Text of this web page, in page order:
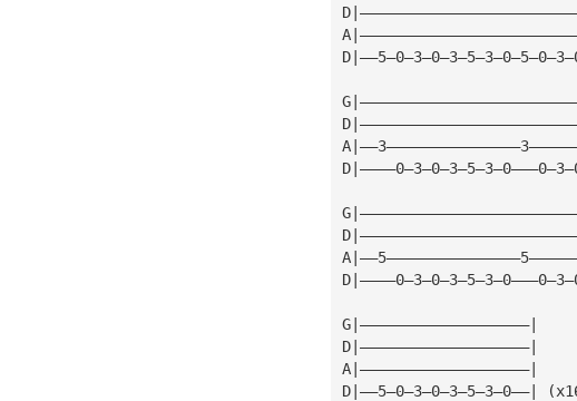
G|———————————————————|
D|———————————————————|
A|———————————————————|
D|——5—0—3—0—3—5—3—0——|